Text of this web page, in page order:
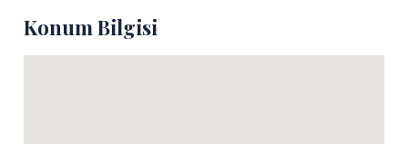
Konum Bilgisi